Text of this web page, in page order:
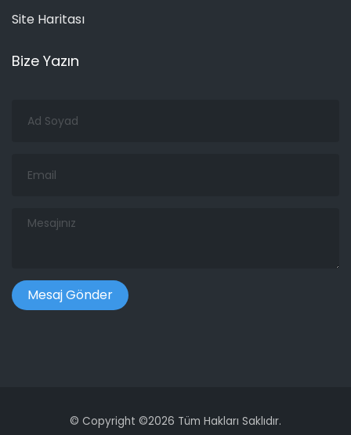
Site Haritası
Bize Yazın
Soyad
Mesajınız
© Copyright ©2026 Tüm Hakları Saklıdır.